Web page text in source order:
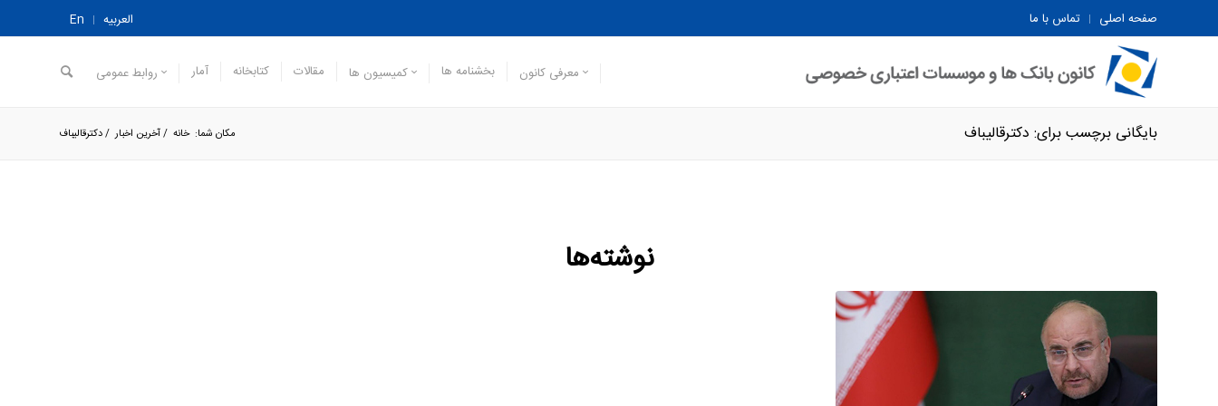
صفحه اصلی تماس با ما العربیه En
معرفی کانون بخشنامه ها کمیسیون ها مقالات کتابخانه آمار روابط عمومی
بایگانی برچسب برای: دکترقالیباف مکان شما: خانه /آخرین اخبار /دکترقالیباف
نوشته‌ها